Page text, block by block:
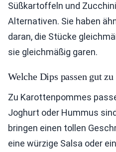
Süßkartoffeln und
Alternativen. Sie haben
daran, die Stücke
sie gleichmäßig garen.
Welche Dips passen gut
Zu Karottenpommes
Joghurt oder Hummus
bringen einen tollen
eine würzige Salsa oder